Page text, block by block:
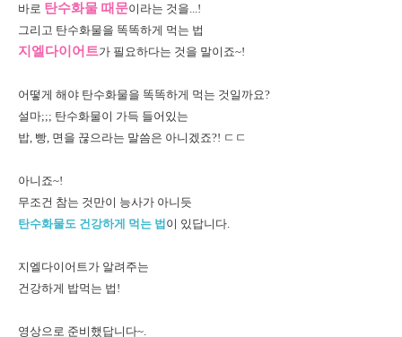
바로 탄수화물 때문이라는 것을...!
그리고 탄수화물을 똑똑하게 먹는 법
지엘다이어트가 필요하다는 것을 말이죠~!
어떻게 해야 탄수화물을 똑똑하게 먹는 것일까요?
설마;;; 탄수화물이 가득 들어있는
밥, 빵, 면을 끊으라는 말씀은 아니겠죠?! ㄷㄷ
아니죠~!
무조건 참는 것만이 능사가 아니듯
탄수화물도 건강하게 먹는 법 이 있답니다.
지엘다이어트가 알려주는
건강하게 밥먹는 법!
영상으로 준비했답니다~.